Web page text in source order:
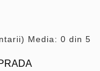
Media: 0 din 5